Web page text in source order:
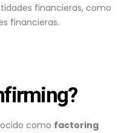
financieras, como
financieras.
como factoring